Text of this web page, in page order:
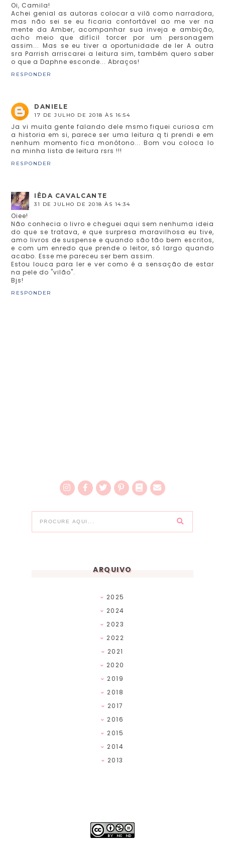
Oi, Camila!
Achei genial as autoras colocar a vilā como narradora,
mas não sei se eu ficaria confortável ao me ver na
mente da Amber, acompanhar sua inveja e ambição,
acho meio que difícil torcer por um personagem
assim... Mas se eu tiver a oportunidade de ler A outra
sra Parrish arriscarei a leitura sim, também quero saber
o que a Daphne esconde... Abraços!
RESPONDER
DANIELE
17 DE JULHO DE 2018 ÀS 16:54
Ja vi muita gente falando dele msmo fiquei curiosa cm
a historia em si, parece ser uma leitura q ti prendi e em
nenhum momento fica monótono... Bom vou coloca lo
na minha lista de leitura rsrs !!!
RESPONDER
IÊDA CAVALCANTE
31 DE JULHO DE 2018 ÀS 14:34
Oiee!
Não conhecia o livro e cheguei aqui sem nenhuma ideia
do que se tratava, e que surpresa maravilhosa eu tive,
amo livros de suspense e quando são tão bem escritos,
e com um enredo que prende o leitor, só largo quando
acabo. Esse me pareceu ser bem assim.
Estou louca para ler e ver como é a sensação de estar
na pele do "vilão".
Bjs!
RESPONDER
ARQUIVO
2025
2024
2023
2022
2021
2020
2019
2018
2017
2016
2015
2014
2013